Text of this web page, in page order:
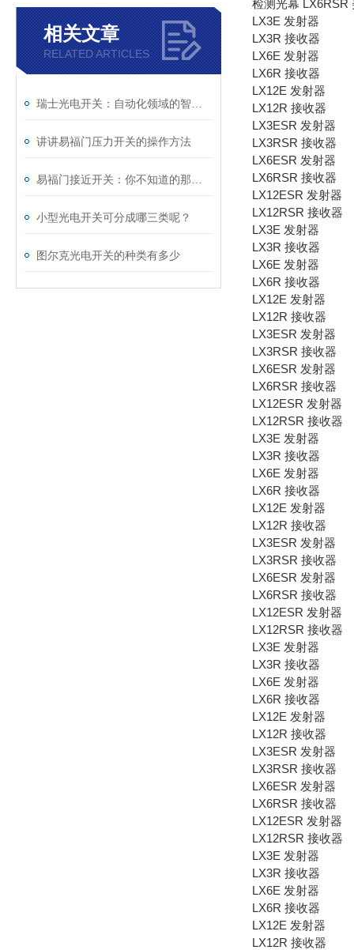
相关文章
RELATED ARTICLES
讲讲易福门压力开关的操作方法
小型光电开关可分成哪三类呢？
图尔克光电开关的种类有多少
检测光幕 LX6RSR
LX3E 发射器
LX3R 接收器
LX6E 发射器
LX6R 接收器
LX12E 发射器
LX12R 接收器
LX3ESR 发射器
LX3RSR 接收器
LX6ESR 发射器
LX6RSR 接收器
LX12ESR 发射器
LX12RSR 接收器
LX3E 发射器
LX3R 接收器
LX6E 发射器
LX6R 接收器
LX12E 发射器
LX12R 接收器
LX3ESR 发射器
LX3RSR 接收器
LX6ESR 发射器
LX6RSR 接收器
LX12ESR 发射器
LX12RSR 接收器
LX3E 发射器
LX3R 接收器
LX6E 发射器
LX6R 接收器
LX12E 发射器
LX12R 接收器
LX3ESR 发射器
LX3RSR 接收器
LX6ESR 发射器
LX6RSR 接收器
LX12ESR 发射器
LX12RSR 接收器
LX3E 发射器
LX3R 接收器
LX6E 发射器
LX6R 接收器
LX12E 发射器
LX12R 接收器
LX3ESR 发射器
LX3RSR 接收器
LX6ESR 发射器
LX6RSR 接收器
LX12ESR 发射器
LX12RSR 接收器
LX3E 发射器
LX3R 接收器
LX6E 发射器
LX6R 接收器
LX12E 发射器
LX12R 接收器